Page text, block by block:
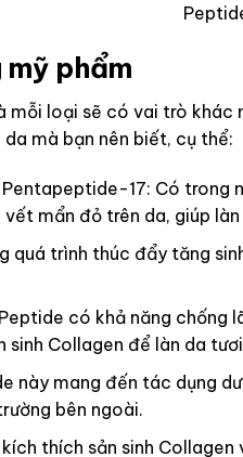
phẩm
mỗi loại sẽ có vai trò
mà bạn nên biết, cụ thể:
17: Có trong
mẩn đỏ trên da, giúp
trình thúc đẩy tăng
có khả năng chống
sinh Collagen để làn da
mang đến tác dụng
bên ngoài.
thích sản sinh